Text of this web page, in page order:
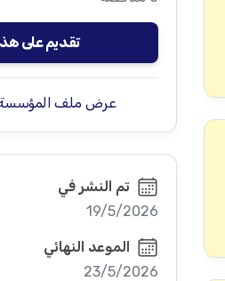
تقديم على
عرض ملف المؤسسة
تم النشر في
19/5/2026
الموعد النهائي
23/5/2026